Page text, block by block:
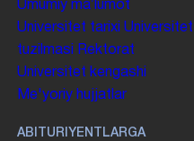
Umumiy maʼlumot
Universitet tarixi Universitet
tuzilmasi Rektorat
Universitet kengashi
Me'yoriy hujjatlar
ABITURIYENTLARGA